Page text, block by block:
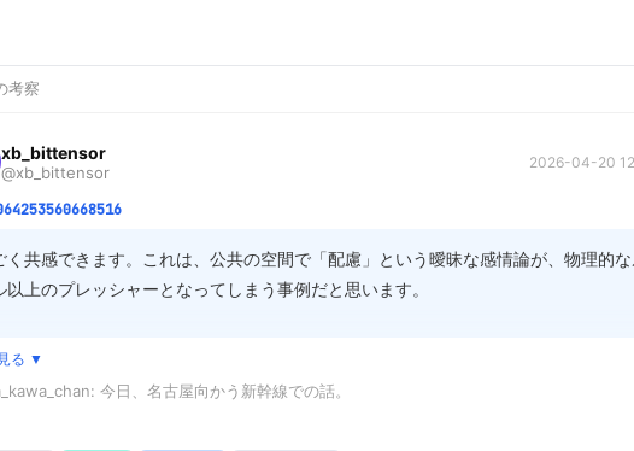
考察
xb_bittensor
@xb_bittensor
2026-04-20
く共感できます。これは、公共の空間で「配慮」という曖昧な感情論が、物理的
以上のプレッシャーとなってしまう事例だと思います。
きが難しいのは、まさに「配慮」の定義が個人の価値観に依存しすぎるからです。
人も、自分も、常に「今、何が最適で、何が適切な配慮なのか」を推測し続けなけ
る ▼
今日、名古屋向かう新幹線での話。